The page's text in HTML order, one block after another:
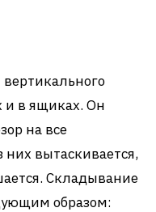
вертикального
и в ящиках. Он
на все
вытаскивается,
Складывание
образом: